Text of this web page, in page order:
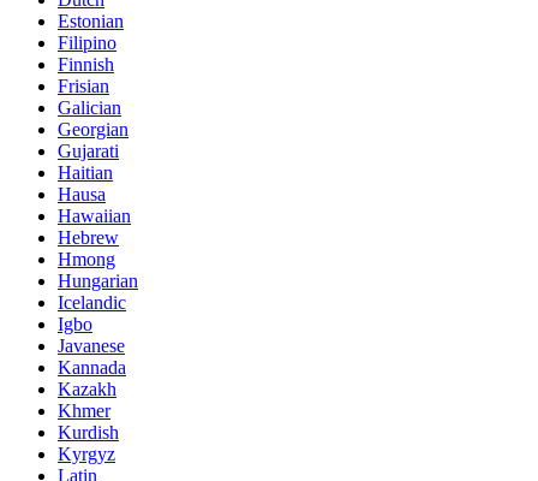
Estonian
Filipino
Finnish
Frisian
Galician
Georgian
Gujarati
Haitian
Hausa
Hawaiian
Hebrew
Hmong
Hungarian
Icelandic
Igbo
Javanese
Kannada
Kazakh
Khmer
Kurdish
Kyrgyz
Latin